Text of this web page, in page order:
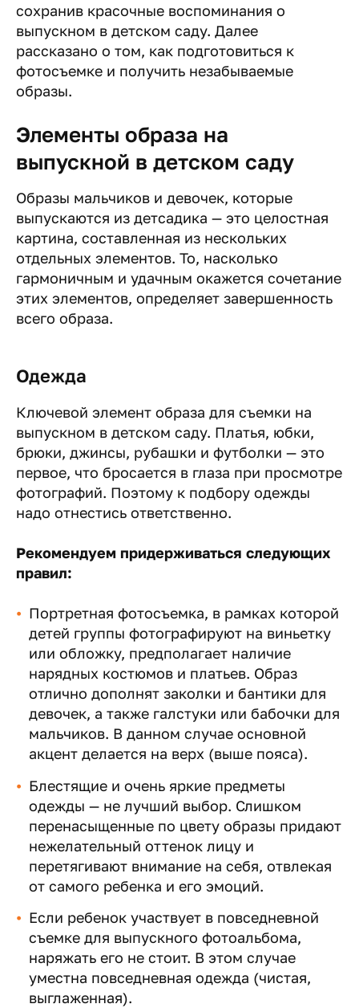
сохранив красочные воспоминания о
выпускном в детском саду. Далее
рассказано о том, как подготовиться к
фотосъемке и получить незабываемые
образы.
Элементы образа на
выпускной в детском саду
Образы мальчиков и девочек, которые
выпускаются из детсадика — это целостная
картина, составленная из нескольких
отдельных элементов. То, насколько
гармоничным и удачным окажется сочетание
этих элементов, определяет завершенность
всего образа.
Одежда
Ключевой элемент образа для съемки на
выпускном в детском саду. Платья, юбки,
брюки, джинсы, рубашки и футболки — это
первое, что бросается в глаза при просмотре
фотографий. Поэтому к подбору одежды
надо отнестись ответственно.
Рекомендуем придерживаться следующих
правил:
Портретная фотосъемка, в рамках которой
детей группы фотографируют на виньетку
или обложку, предполагает наличие
нарядных костюмов и платьев. Образ
отлично дополнят заколки и бантики для
девочек, а также галстуки или бабочки для
мальчиков. В данном случае основной
акцент делается на верх (выше пояса).
Блестящие и очень яркие предметы
одежды — не лучший выбор. Слишком
перенасыщенные по цвету образы придают
нежелательный оттенок лицу и
перетягивают внимание на себя, отвлекая
от самого ребенка и его эмоций.
Если ребенок участвует в повседневной
съемке для выпускного фотоальбома,
наряжать его не стоит. В этом случае
уместна повседневная одежда (чистая,
выглаженная).